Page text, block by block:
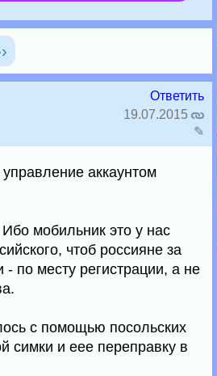
Ответить
19.07.2015
✎
аккаунтом
мобильник это у нас
чтоб россияне за
по месту регистрации, а не
с помощью посольских
симки и еее переправку в